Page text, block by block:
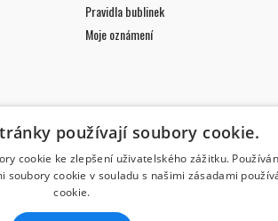
Pravidla bublinek
Moje oznámení
používají soubory cookie.
cookie ke zlepšení uživatelského zážitku.
soubory cookie v souladu s našimi zásadami
cookie.